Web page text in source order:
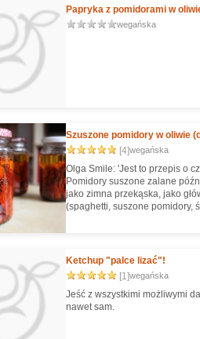
Papryka z pomidorami w
wegańska
Szuszone pomidory w oliwie
[4]wegańska
Olga Smile: 'Jest to przepis o
Pomidory suszone zalane
jako zimna przekąska, jako
(spaghetti, suszone pomidory,
na świeżej bagietce z masłem i
Ketchup "palce lizać"!
[1]wegańska
Jeść z wszystkimi możliwymi
nawet sam.